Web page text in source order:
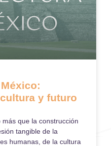
y futuro
que la construcción
tangible de la
humanas, de la cultura